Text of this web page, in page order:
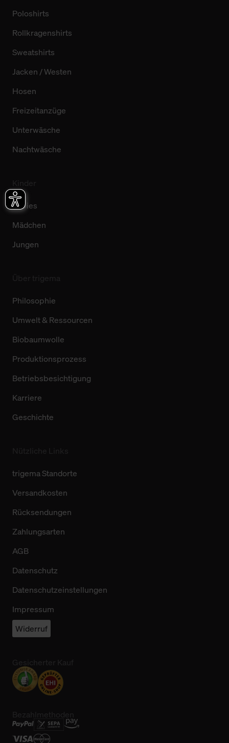
Poloshirts
Rollkragenshirts
Sweatshirts
Jacken / Westen
Hosen
Freizeitanzüge
Unterwäsche
Nachtwäsche
Babies
Mädchen
Jungen
Philosophie
Umwelt & Ressourcen
Biobaumwolle
Produktionsprozess
Betriebsbesichtigung
Karriere
Geschichte
trigema Standorte
Versandkosten
Rücksendungen
Zahlungsarten
AGB
Datenschutz
Datenschutzeinstellungen
Impressum
Widerruf